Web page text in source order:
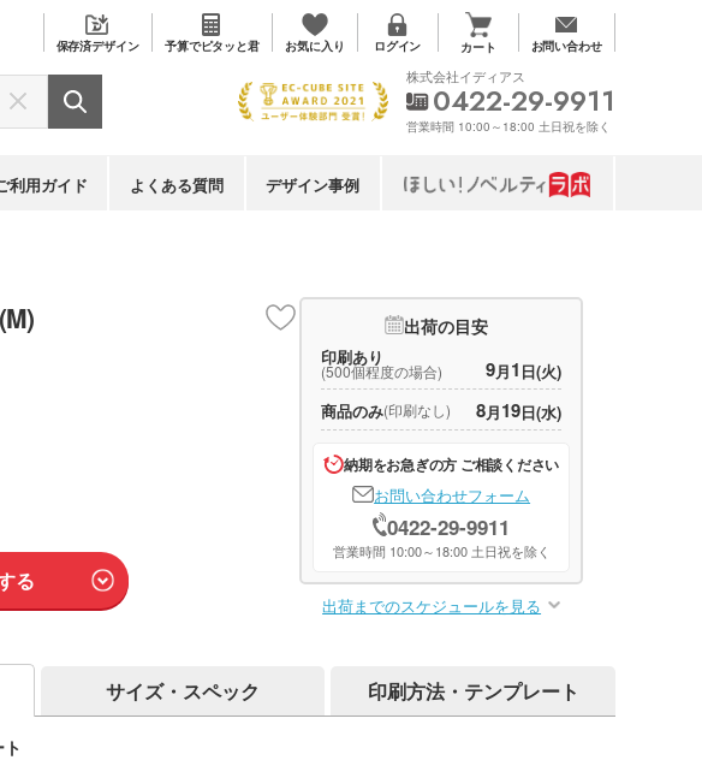
保存済デザイン 予算でピタッと君 お気に入り ログイン カート お問い合わせ
利用ガイド よくある質問 デザイン事例
株式会社イディアス
0422-29-9911
営業時間 10:00～18:00 土日祝を除く
る
出荷の目安
印刷あり
(500個程度の場合) 9月1 日(火)
商品のみ(印刷なし) 8月19日(水)
納期をお急ぎの方 ご相談ください
お問い合わせフォーム
0422-29-9911
営業時間 10:00～18:00 土日祝を除く
出荷までのスケジュールを見る
サイズ・スペック 印刷方法・テンプレート